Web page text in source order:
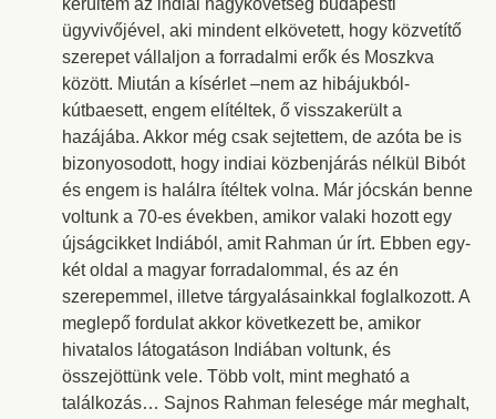
kerültem az indiai nagykövetség budapesti
ügyvivőjével, aki mindent elkövetett, hogy közvetítő
szerepet vállaljon a forradalmi erők és Moszkva
között. Miután a kísérlet –nem az hibájukból-
kútbaesett, engem elítéltek, ő visszakerült a
hazájába. Akkor még csak sejtettem, de azóta be is
bizonyosodott, hogy indiai közbenjárás nélkül Bibót
és engem is halálra ítéltek volna. Már jócskán benne
voltunk a 70-es években, amikor valaki hozott egy
újságcikket Indiából, amit Rahman úr írt. Ebben egy-
két oldal a magyar forradalommal, és az én
szerepemmel, illetve tárgyalásainkkal foglalkozott. A
meglepő fordulat akkor következett be, amikor
hivatalos látogatáson Indiában voltunk, és
összejöttünk vele. Több volt, mint megható a
találkozás… Sajnos Rahman felesége már meghalt,